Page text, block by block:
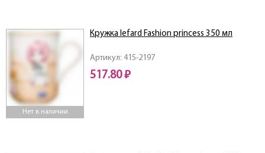
Нет в наличии
Артикул: 415-2197
Кружка lefard Fashion princess 350 мл
517.80 ₽